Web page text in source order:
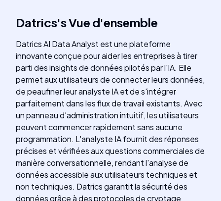
Datrics'sVue d'ensemble
Datrics AI Data Analyst est une plateforme
innovante conçue pour aider les entreprises à tirer
parti des insights de données pilotés par l'IA. Elle
permet aux utilisateurs de connecter leurs données,
de peaufiner leur analyste IA et de s'intégrer
parfaitement dans les flux de travail existants. Avec
un panneau d'administration intuitif, les utilisateurs
peuvent commencer rapidement sans aucune
programmation. L'analyste IA fournit des réponses
précises et vérifiées aux questions commerciales de
manière conversationnelle, rendant l'analyse de
données accessible aux utilisateurs techniques et
non techniques. Datrics garantit la sécurité des
données grâce à des protocoles de cryptage